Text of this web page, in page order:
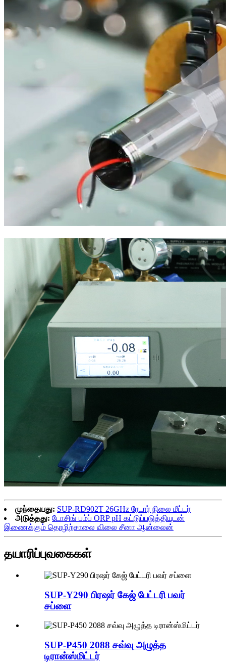
முந்தையது: SUP-RD902T 26GHz ரேடார் நிலை மீட்டர்
அடுத்தது: டோசிங் பம்ப் ORP pH கட்டுப்படுத்தியுடன்
இணைக்கும் தொழிற்சாலை விலை சீனா ஆன்லைன்
தயாரிப்புவகைகள்
SUP-Y290 பிரஷர் கேஜ் பேட்டரி பவர்
சப்ளை
SUP-P450 2088 சவ்வு அழுத்த
டிரான்ஸ்மிட்டர்